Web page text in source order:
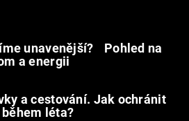
unavenější? Pohled na
a energii
a cestování. Jak ochránit
léta?